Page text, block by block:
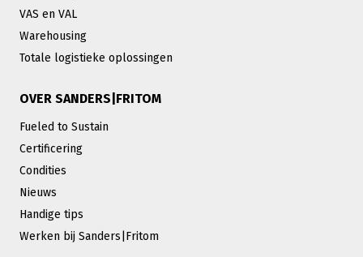
VAS en VAL
Warehousing
Totale logistieke oplossingen
OVER SANDERS|FRITOM
Fueled to Sustain
Certificering
Condities
Nieuws
Handige tips
Werken bij Sanders|Fritom